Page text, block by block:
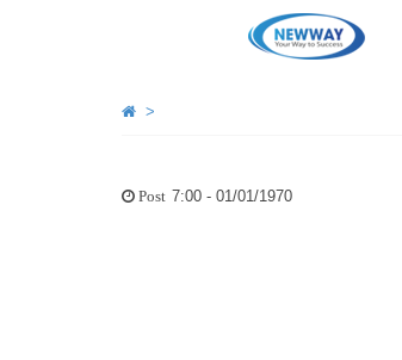
>
Post 7:00 - 01/01/1970